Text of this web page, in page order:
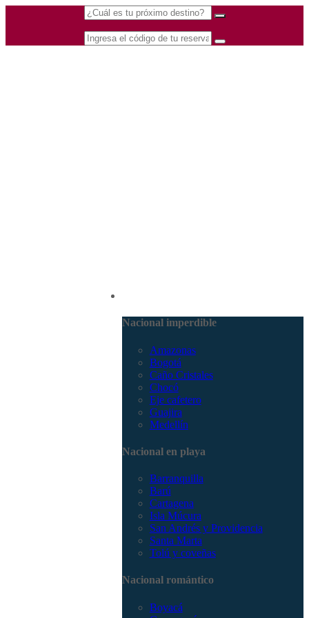
Nacional imperdible
Amazonas
Bogotá
Caño Cristales
Chocó
Eje cafetero
Guajira
Medellín
Nacional en playa
Barranquilla
Barú
Cartagena
Isla Múcura
San Andrés y Providencia
Santa Marta
Tolú y coveñas
Nacional romántico
Boyacá